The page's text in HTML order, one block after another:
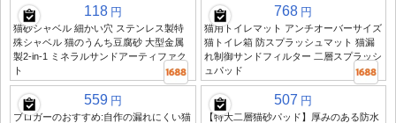
118 円
猫砂シャベル 細かい穴 ステンレス製特
殊シャベル 猫のうんち豆腐砂 大型金属
製2-in-1 ミネラルサンドアーティファク
ト
768 円
猫用トイレマット アンチオーバーサイズ
猫トイレ箱 防スプラッシュマット 猫漏
れ制御サンドフィルター 二層スプラッシ
ュパッド
559 円
ブロガーのおすすめ:自作の漏れにくい猫
507 円
【特大二層猫砂パッド】厚みのある防水